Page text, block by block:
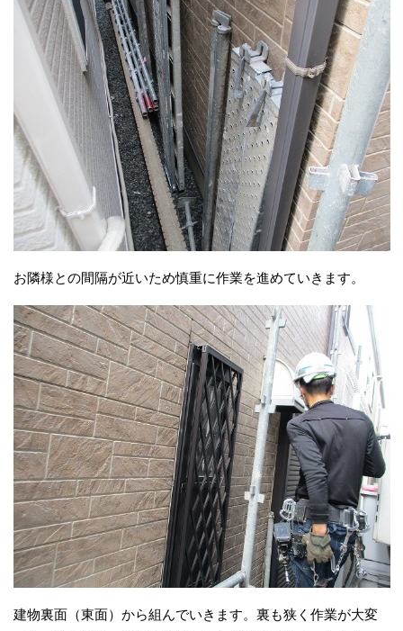
お隣様との間隔が近いため慎重に作業を進めていきます。
建物裏面（東面）から組んでいきます。裏も狭く作業が大変